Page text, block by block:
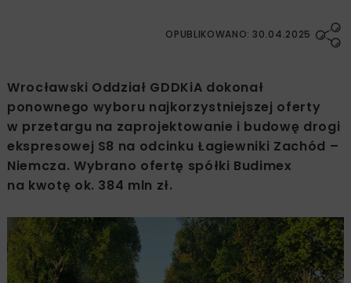
OPUBLIKOWANO: 30.04.2025
Wrocławski Oddział GDDKiA dokonał
ponownego wyboru najkorzystniejszej oferty
w przetargu na zaprojektowanie i budowę drogi
ekspresowej S8 na odcinku Łagiewniki Zachód –
Niemcza. Wybrano ofertę spółki Budimex
na kwotę ok. 384 mln zł.